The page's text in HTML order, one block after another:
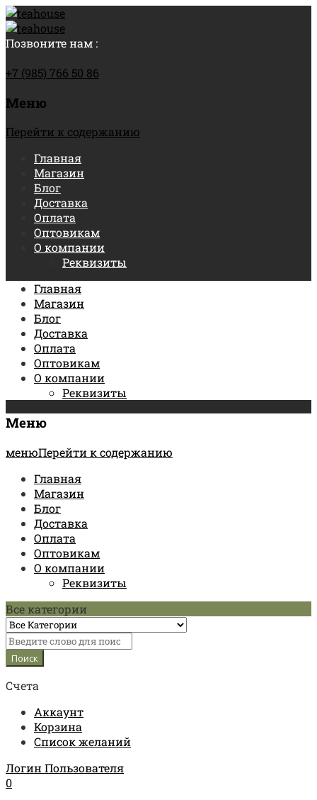
Позвоните нам :
+7 (985) 766 50 86
Меню
Перейти к содержанию
Главная
Магазин
Блог
Доставка
Оплата
Оптовикам
О компании
Реквизиты
Главная
Магазин
Блог
Доставка
Оплата
Оптовикам
О компании
Реквизиты
Меню
менюПерейти к содержанию
Главная
Магазин
Блог
Доставка
Оплата
Оптовикам
О компании
Реквизиты
Все категории
Счета
Аккаунт
Корзина
Список желаний
Логин Пользователя
0